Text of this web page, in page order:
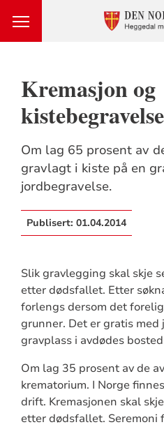
Kremasjon og
kistebegravelse
Om lag 65 prosent av
gravlagt i kiste på en
jordbegravelse.
Publisert: 01.04.2014
Slik gravlegging skal skje
etter dødsfallet. Etter
forlengs dersom det
grunner. Det er gratis med
gravplass i avdødes
Om lag 35 prosent av de
krematorium. I Norge
drift. Kremasjonen skal
etter dødsfallet. Seremoni